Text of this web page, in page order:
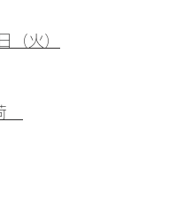
（火）